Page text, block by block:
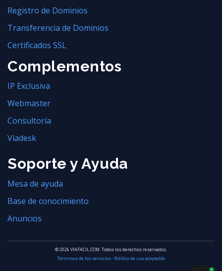
Registro de Dominios
Transferencia de Dominios
Certificados SSL
Complementos
IP Exclusiva
Webmaster
Consultoría
Viadesk
Soporte y Ayuda
Mesa de ayuda
Base de conocimiento
Anuncios
© 2026 VIAFACIL.COM. Todos los derechos reservados.
Términos de los servicios· Política de uso aceptable